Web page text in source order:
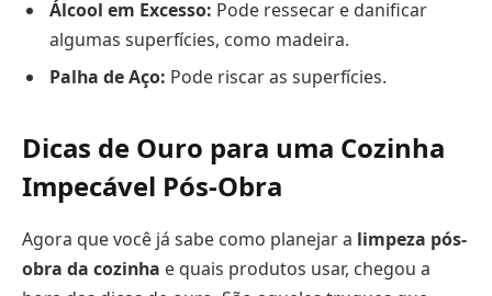
Álcool em Excesso: Pode ressecar e danificar
algumas superfícies, como madeira.
Palha de Aço: Pode riscar as superfícies.
Dicas de Ouro para uma Cozinha
Impecável Pós-Obra
Agora que você já sabe como planejar a limpeza pós-
obra da cozinha e quais produtos usar, chegou a